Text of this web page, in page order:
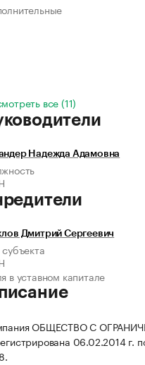
все (11)
Надежда Адамовна
Дмитрий Сергеевич
в уставном капитале
ОБЩЕСТВО С
06.02.2014 г.